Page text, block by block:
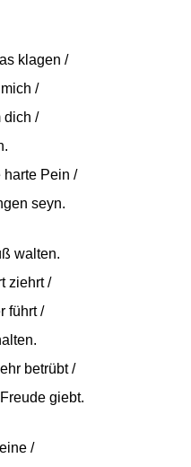
klagen /
/
/
harte Pein /
seyn.
walten.
/
/
betrübt /
giebt.
/